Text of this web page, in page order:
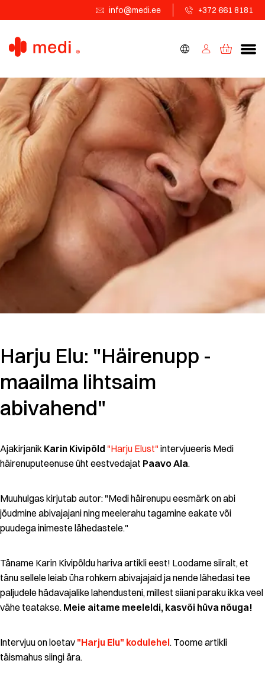
info@medi.ee +372 661 8181
Harju Elu: "Häirenupp -
maailma lihtsaim
abivahend"
Ajakirjanik Karin Kivipõld "Harju Elust" intervjueeris Medi
häirenuputeenuse üht eestvedajat Paavo Ala.
Muuhulgas kirjutab autor: "Medi häirenupu eesmärk on abi
jõudmine abivajajani ning meelerahu tagamine eakate või
puudega inimeste lähedastele."
Täname Karin Kivipõldu hariva artikli eest! Loodame siiralt, et
tänu sellele leiab üha rohkem abivajajaid ja nende lähedasi tee
paljudele hädavajalike lahendusteni, millest siiani paraku ikka veel
vähe teatakse. Meie aitame meeleldi, kasvõi hüva nõuga!
Intervjuu on loetav"Harju Elu" kodulehel. Toome artikli
täismahus siingi ära.